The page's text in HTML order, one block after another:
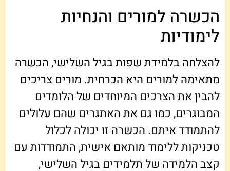
הכשרה למורים והנחיות
לימודיות
להצלחה בלמידת שפות בגיל השלישי, הכשרה
מתאימה למורים היא הכרחית. מורים צריכים
להבין את הצרכים המיוחדים של הלומדים
המבוגרים, כמו גם את האתגרים שהם עלולים
להתמודד איתם. הכשרה זו יכולה לכלול
טכניקות ללימוד מותאם אישית, התמודדות עם
קצב הלמידה של תלמידים בגיל השלישי,